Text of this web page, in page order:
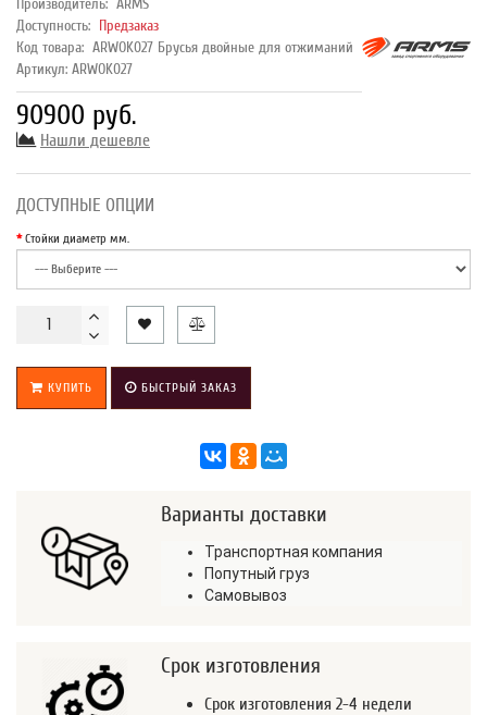
Доступность: Предзаказ
Код товара: ARWOK027 Брусья двойные для отжиманий
Артикул: ARWOK027
90900 руб.
Нашли дешевле
ДОСТУПНЫЕ ОПЦИИ
Стойки диаметр мм.
КУПИТЬ БЫСТРЫЙ ЗАКАЗ
Варианты доставки
Транспортная компания
Попутный груз
Самовывоз
Срок изготовления
Срок изготовления 2-4 недели